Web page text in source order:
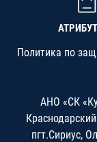
Политика по
АНО «СК
пгт.Сириус,